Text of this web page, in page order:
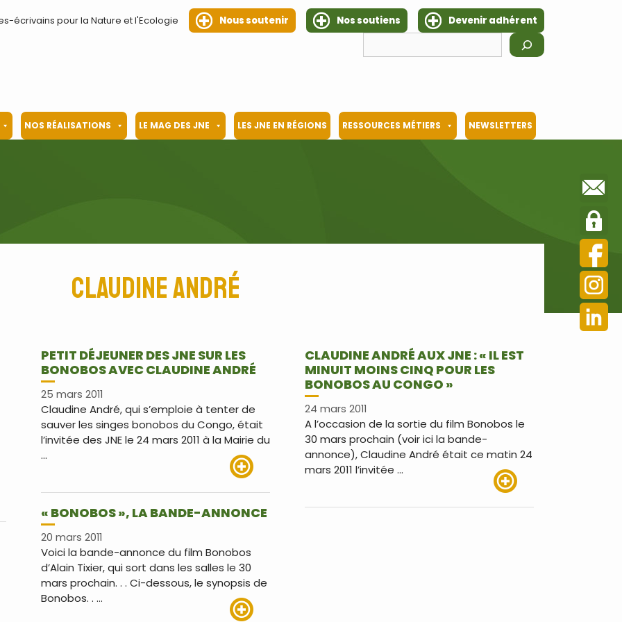
écrivains pour la Nature et l'Ecologie Nous soutenir Nos soutiens
Devenir adhérent
NOS RÉALISATIONS LE MAG DES JNE LES JNE EN RÉGIONS RESSOURCES MÉTIERS NEWSLETTERS
Claudine André
PETIT DÉJEUNER DES JNE SUR LES
BONOBOS AVEC CLAUDINE ANDRÉ
25 mars 2011
Claudine André, qui s’emploie à tenter de
sauver les singes bonobos du Congo, était
l’invitée des JNE le 24 mars 2011 à la Mairie du
…
CLAUDINE ANDRÉ AUX JNE : « IL EST
MINUIT MOINS CINQ POUR LES
BONOBOS AU CONGO »
24 mars 2011
A l’occasion de la sortie du film Bonobos le
30 mars prochain (voir ici la bande-
annonce), Claudine André était ce matin 24
mars 2011 l’invitée …
« BONOBOS », LA BANDE-ANNONCE
20 mars 2011
Voici la bande-annonce du film Bonobos
d’Alain Tixier, qui sort dans les salles le 30
mars prochain. . . Ci-dessous, le synopsis de
Bonobos. . …